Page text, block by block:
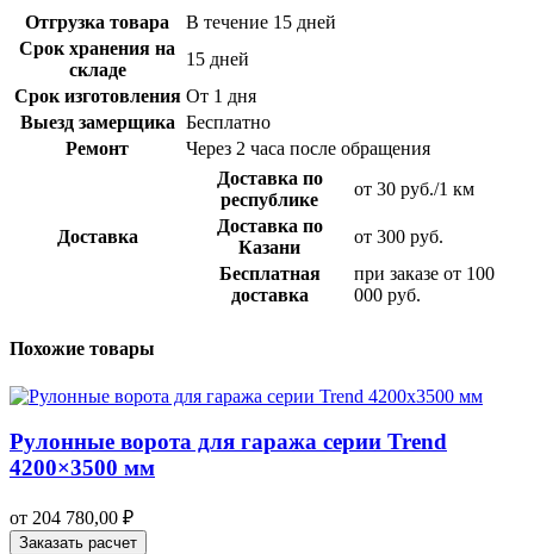
Отгрузка товара
В течение 15 дней
Срок хранения на
складе
15 дней
Срок изготовления От 1 дня
Выезд замерщика Бесплатно
Ремонт
Через 2 часа после обращения
Доставка
Доставка по
республике
от 30 руб./1 км
Доставка по
Казани
от 300 руб.
Бесплатная
доставка
при заказе от 100
000 руб.
Похожие товары
Рулонные ворота для гаража серии Trend
4200×3500 мм
от 204 780,00 ₽
Заказать расчет